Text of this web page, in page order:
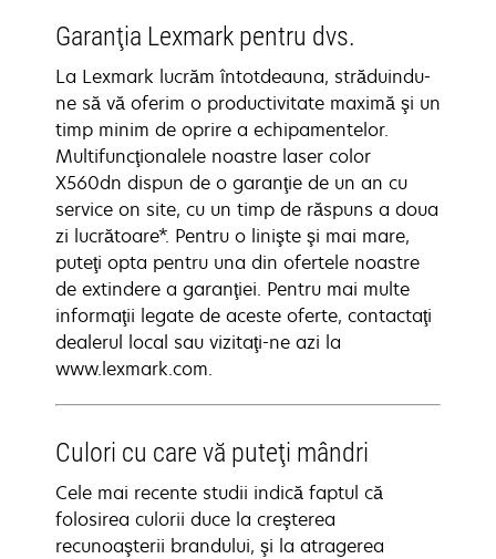
Garanţia Lexmark pentru dvs.
La Lexmark lucrăm întotdeauna, străduindu-
ne să vă oferim o productivitate maximă şi un
timp minim de oprire a echipamentelor.
Multifuncţionalele noastre laser color
X560dn dispun de o garanţie de un an cu
service on site, cu un timp de răspuns a doua
zi lucrătoare*. Pentru o linişte şi mai mare,
puteţi opta pentru una din ofertele noastre
de extindere a garanţiei. Pentru mai multe
informaţii legate de aceste oferte, contactaţi
dealerul local sau vizitaţi-ne azi la
www.lexmark.com.
Culori cu care vă puteţi mândri
Cele mai recente studii indică faptul că
folosirea culorii duce la creşterea
recunoaşterii brandului, şi la atragerea